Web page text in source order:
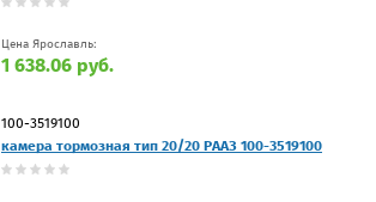
Цена Ярославль:
1 638.06 руб.
100-3519100
камера тормозная тип 20/20 РААЗ 100-3519100